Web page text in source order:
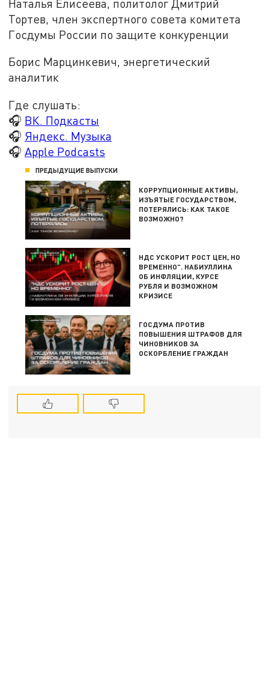
Наталья Елисеева, политолог Дмитрий
Тортев, член экспертного совета комитета
Госдумы России по защите конкуренции
Борис Марцинкевич, энергетический
аналитик
Где слушать:
🎧 ВК. Подкасты
🎧 Яндекс. Музыка
🎧Apple Podcasts
ПРЕДЫДУЩИЕ ВЫПУСКИ
КОРРУПЦИОННЫЕ АКТИВЫ,
ИЗЪЯТЫЕ ГОСУДАРСТВОМ,
ПОТЕРЯЛИСЬ: КАК ТАКОЕ
ВОЗМОЖНО?
НДС УСКОРИТ РОСТ ЦЕН, НО
ВРЕМЕННО". НАБИУЛЛИНА
ОБ ИНФЛЯЦИИ, КУРСЕ
РУБЛЯ И ВОЗМОЖНОМ
КРИЗИСЕ
ГОСДУМА ПРОТИВ
ПОВЫШЕНИЯ ШТРАФОВ ДЛЯ
ЧИНОВНИКОВ ЗА
ОСКОРБЛЕНИЕ ГРАЖДАН